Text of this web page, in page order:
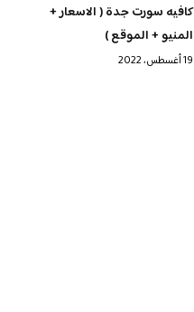
كافيه سورت جدة ( الاسعار +
المنيو + الموقع )
19 أغسطس، 2022